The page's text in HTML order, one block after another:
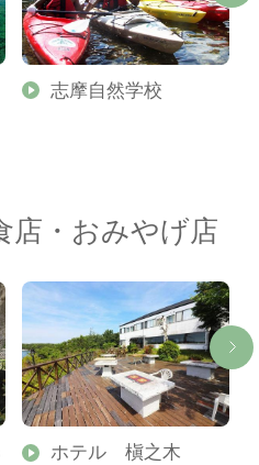
志摩自然学校
店・おみやげ店
ホテル 槇之木